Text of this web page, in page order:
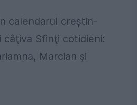
calendarul creştin-
Sfinţi cotidieni:
Marcian şi